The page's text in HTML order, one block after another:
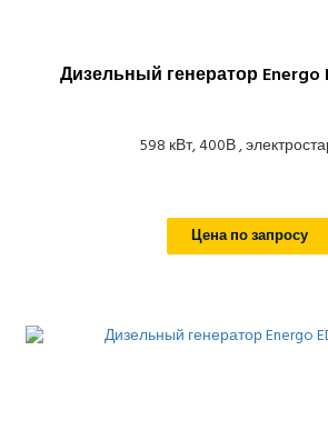
Дизельный генератор Energo
598 кВт, 400В ,
Цена по запросу